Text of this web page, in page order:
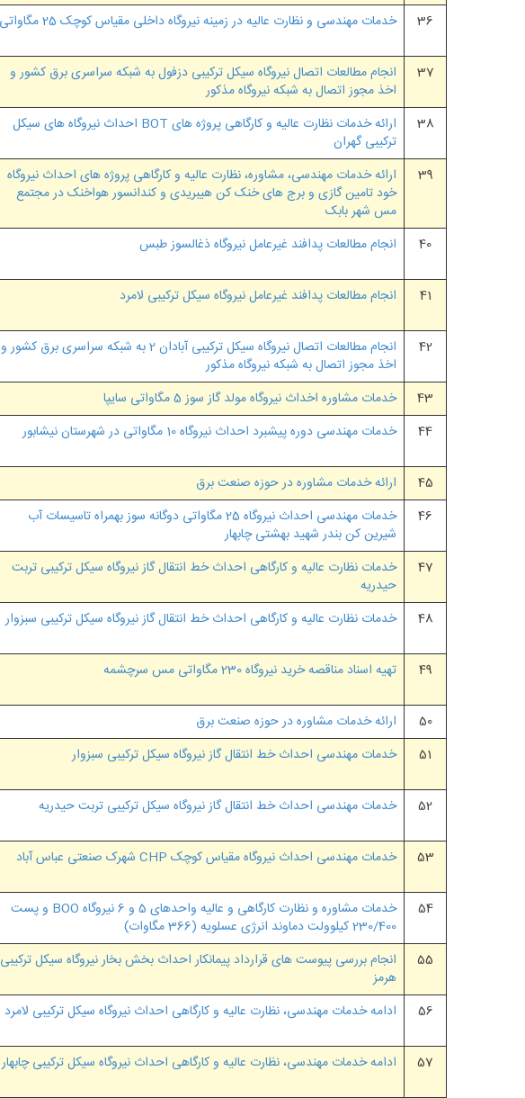
36 خدمات مهندسی و نظارت عالیه در زمینه نیروگاه داخلی مقیاس کوچک 25 مگاواتی
37
انجام مطالعات اتصال نیروگاه سیکل ترکیبی دزفول به شبکه سراسری برق کشور و
اخذ مجوز اتصال به شبکه نیروگاه مذکور
38
ارائه خدمات نظارت عالیه و کارگاهی پروژه های BOT احداث نیروگاه های سیکل
ترکیبی گهران
39
ارائه خدمات مهندسی، مشاوره، نظارت عالیه و کارگاهی پروژه های احداث نیروگاه
خود تامین گازی و برج های خنک کن هیبریدی و کندانسور هواخنک در مجتمع
مس شهر بابک
40 انجام مطالعات پدافند غیرعامل نیروگاه ذغالسوز طبس
41
انجام مطالعات پدافند غیرعامل نیروگاه سیکل ترکیبی لامرد
42
انجام مطالعات اتصال نیروگاه سیکل ترکیبی آبادان 2 به شبکه سراسری برق کشور و
اخذ مجوز اتصال به شبکه نیروگاه مذکور
43 خدمات مشاوره اخداث نیروگاه مولد گاز سوز 5 مگاواتی سایپا
44
خدمات مهندسی دوره پیشبرد احداث نیروگاه 10 مگاواتی در شهرستان نیشابور
45
ارائه خدمات مشاوره در حوزه صنعت برق
46
خدمات مهندسی احداث نیروگاه 25 مگاواتی دوگانه سوز بهمراه تاسیسات آب
شیرین کن بندر شهید بهشتی چابهار
47
خدمات نظارت عالیه و کارگاهی احداث خط انتقال گاز نیروگاه سیکل ترکیبی تربت
حیدریه
48 خدمات نظارت عالیه و کارگاهی احداث خط انتقال گاز نیروگاه سیکل ترکیبی سبزوار
49
تهیه اسناد مناقصه خرید نیروگاه 230 مگاواتی مس سرچشمه
50 ارائه خدمات مشاوره در حوزه صنعت برق
51
خدمات مهندسی احداث خط انتقال گاز نیروگاه سیکل ترکیبی سبزوار
52 خدمات مهندسی احداث خط انتقال گاز نیروگاه سیکل ترکیبی تربت حیدریه
53 خدمات مهندسی احداث نیروگاه مقیاس کوچک CHP شهرک صنعتی عباس آباد
54
خدمات مشاوره و نظارت کارگاهی و عالیه واحدهای 5 و 6 نیروگاه BOO و پست
230/400 کیلوولت دماوند انرژی عسلویه (366 مگاوات)
55
انجام بررسی پیوست های قرارداد پیمانکار احداث بخش بخار نیروگاه سیکل ترکیبی
هرمز
56 ادامه خدمات مهندسی، نظارت عالیه و کارگاهی احداث نیروگاه سیکل ترکیبی لامرد
57
ادامه خدمات مهندسی، نظارت عالیه و کارگاهی احداث نیروگاه سیکل ترکیبی چابهار